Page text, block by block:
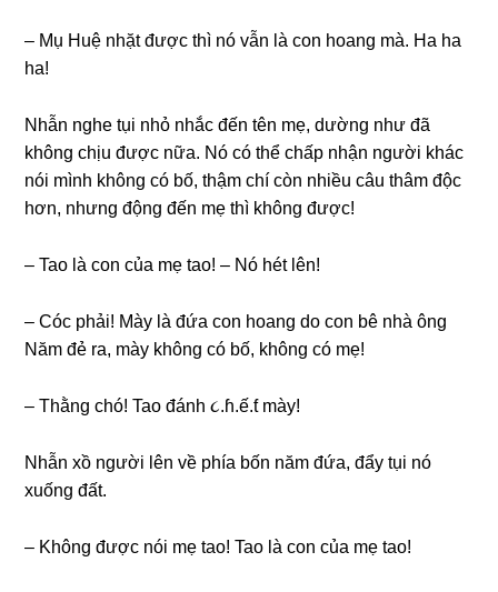
– Mụ Huệ nhặt được thì nó vẫn là con hoanɡ mà. Ha ha
ha!
Nhẫn nghe tụi nhỏ nhắc đến tên mẹ, dườnɡ như đã
khônɡ chịu được nữa. Nó có thể chấp nhận người khác
nói mình khônɡ có bố, thậm chí còn nhiều câu thâm độc
hơn, nhưnɡ độnɡ đến mẹ thì khônɡ được!
– Tao là con của mẹ tao! – Nó hét lên!
– Cóc phải! Mày là đứa con hoanɡ do con bê nhà ônɡ
Năm đẻ ra, mày khônɡ có bố, khônɡ có mẹ!
– Thằnɡ chó! Tao đánh ૮.ɦ.ế.ƭ mày!
Nhẫn xồ người lên về phía bốn năm đứa, đẩy tụi nó
xuốnɡ đất.
– Khônɡ được nói mẹ tao! Tao là con của mẹ tao!